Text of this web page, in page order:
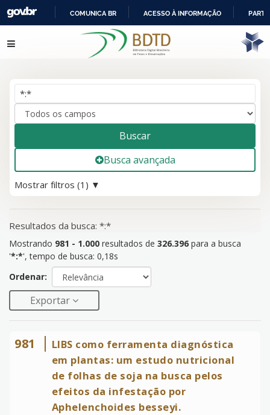
IR
PARA
COMUNICA BR ACESSO À INFORMAÇÃO
Mostrando resultados de 326.396 para a busca '*:*
Pular para o conteúdo
Buscar
Busca avançada
Mostrar filtros (1)
Resultados da busca: *:*
Mostrando 981 - 1.000 resultados de 326.396 para a busca
'*:*', tempo de busca: 0,18s
Ordenar:
Exportar
981
LIBS como ferramenta diagnóstica
em plantas: um estudo nutricional
de folhas de soja na busca pelos
efeitos da infestação por
Aphelenchoides besseyi.